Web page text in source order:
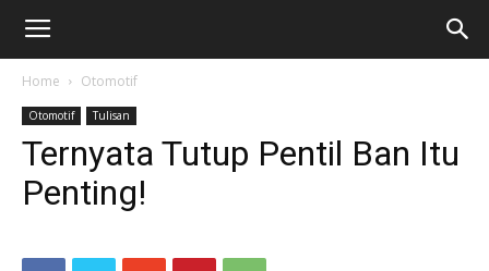
Home Otomotif
Otomotif Tulisan
Ternyata Tutup Pentil Ban Itu
Penting!